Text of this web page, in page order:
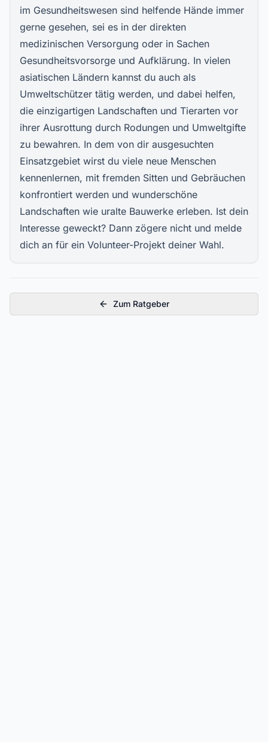
im Gesundheitswesen sind helfende Hände immer
gerne gesehen, sei es in der direkten
medizinischen Versorgung oder in Sachen
Gesundheitsvorsorge und Aufklärung. In vielen
asiatischen Ländern kannst du auch als
Umweltschützer tätig werden, und dabei helfen,
die einzigartigen Landschaften und Tierarten vor
ihrer Ausrottung durch Rodungen und Umweltgifte
zu bewahren. In dem von dir ausgesuchten
Einsatzgebiet wirst du viele neue Menschen
kennenlernen, mit fremden Sitten und Gebräuchen
konfrontiert werden und wunderschöne
Landschaften wie uralte Bauwerke erleben. Ist dein
Interesse geweckt? Dann zögere nicht und melde
dich an für ein Volunteer-Projekt deiner Wahl.
Zum Ratgeber